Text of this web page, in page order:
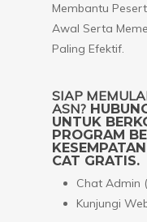
Membantu
Awal Serta
Paling Efektif.
SIAP
ASN?
UNTUK
PROGRAM
CAT GRATIS.
Chat Admin
Kunjungi